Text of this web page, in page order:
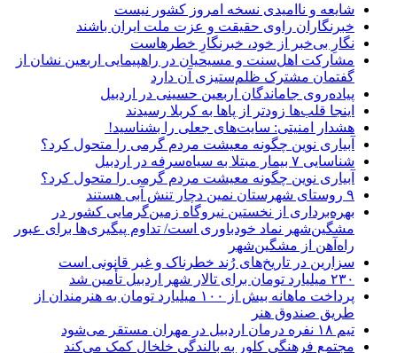
شایعه و ناامیدی نسخه امروز کشور نیست
خبرنگاران راوی حقیقت و عزت ملت ایران باشند
نگارِ بی‌خبر از خود، خبرنگارِ خطرهاست
مشارکت اهل‌سنت و مسیحیان در راهپیمایی اربعین نشان از
گفتمان مشترک ظلم‌ستیزی آن دارد
پیاده‌روی جاماندگان اربعین حسینی در اردبیل
اینجا قلب‌ها زودتر از پاها به کربلا رسیدند
هشدار امنیتی: سایت‌های جعلی را بشناسید!
آبیاری نوین چگونه معیشت مردم گرمی را متحول کرد؟
شناسایی ۷ بیمار مبتلا به سیاه‌سرفه در اردبیل
آبیاری نوین چگونه معیشت مردم گرمی را متحول کرد؟
۹ روستای شهرستان نمین دچار تنش آبی هستند
بهره‌برداری از نخستین نیروگاه زمین‌گرمایی کشور در
مشگین‌شهر نماد خودباوری است/ تداوم پیگیری‌ها برای عبور
راه‌آهن از مشگین‌شهر
سزارین در تاریخ‌های رُند خطرناک و غیر قانونی است
۲۳۰ میلیارد تومان برای تالار شهر اردبیل تأمین شد
پرداخت ماهانه بیش از ۱۰۰ میلیارد تومان به هنرمندان از
طریق صندوق هنر
تیم ۱۸ نفره درمان اردبیل در مهران مستقر می‌شود
مجتمع فرهنگی کلور به بالندگی خلخال کمک می‌کند